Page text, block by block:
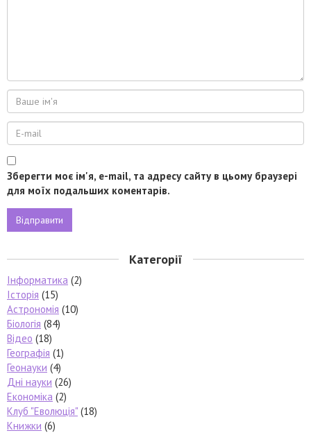
Зберегти моє ім'я, e-mail, та адресу сайту в цьому браузері
для моїх подальших коментарів.
Категорії
Інформатика (2)
Історія (15)
Астрономія (10)
Біологія (84)
Відео (18)
Географія (1)
Геонауки (4)
Дні науки (26)
Економіка (2)
Клуб "Еволюція" (18)
Книжки (6)